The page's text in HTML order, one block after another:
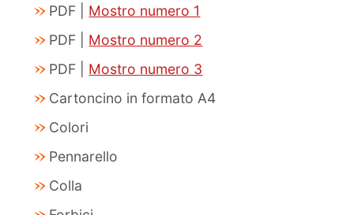
PDF | Mostro numero 1
PDF | Mostro numero 2
PDF | Mostro numero 3
Cartoncino in formato A4
Colori
Pennarello
Colla